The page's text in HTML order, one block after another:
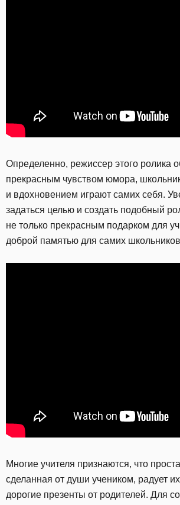
Определенно, режиссер этого ролика
прекрасным чувством юмора,
и вдохновением играют самих себя.
задаться целью и создать подобный
не только прекрасным подарком для
доброй памятью для самих
Многие учителя признаются, что
сделанная от души учеником, радует
дорогие презенты от родителей. Для